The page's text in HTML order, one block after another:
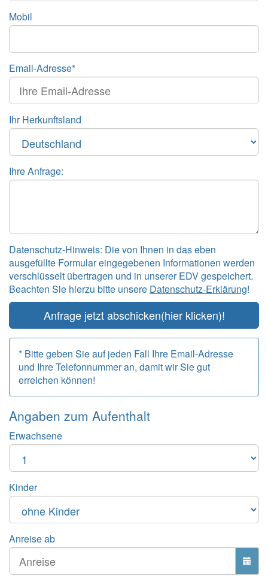
Mobil
Email-Adresse*
Ihr Herkunftsland
Ihre Anfrage:
Datenschutz-Hinweis: Die von Ihnen in das eben
ausgefüllte Formular eingegebenen Informationen werden
verschlüsselt übertragen und in unserer EDV gespeichert.
Beachten Sie hierzu bitte unsere Datenschutz-Erklärung!
Anfrage jetzt abschicken(hier klicken)!
* Bitte geben Sie auf jeden Fall Ihre Email-Adresse
und Ihre Telefonnummer an, damit wir Sie gut
erreichen können!
Angaben zum Aufenthalt
Erwachsene
Kinder
Anreise ab